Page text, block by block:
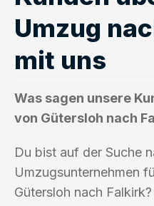
Umzug
mit uns
Was sagen unsere
von Gütersloh nach
Du bist auf der Suche
Umzugsunternehmen
Gütersloh nach